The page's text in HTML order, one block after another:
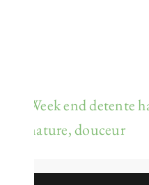
Week end detente
nature, douceur